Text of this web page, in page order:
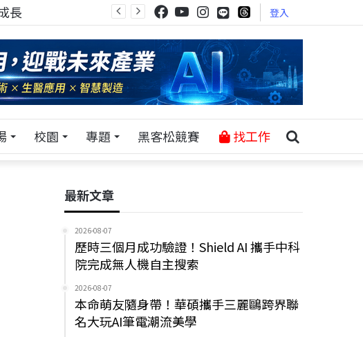
長 登入
校園 專題 黑客松競賽 找工作
最新文章
2026-08-07
歷時三個月成功驗證！Shield AI 攜手中科
院完成無人機自主搜索
2026-08-07
本命萌友隨身帶！華碩攜手三麗鷗跨界聯
名大玩AI筆電潮流美學